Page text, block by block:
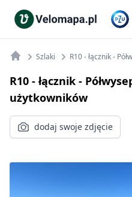
Szlaki R10 - łącznik -
R10 - łącznik -
użytkowników
dodaj swoje zdjęcie